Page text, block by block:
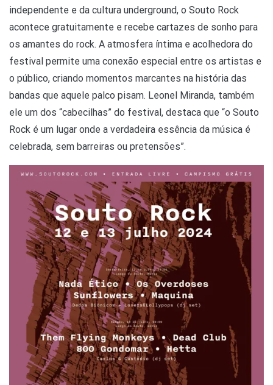
independente e da cultura underground, o Souto Rock
acontece gratuitamente e recebe cartazes de sonho para
os amantes do rock. A atmosfera íntima e acolhedora do
festival permite uma conexão especial entre os artistas e
o público, criando momentos marcantes na história das
bandas que aquele palco pisam. Leonel Miranda, também
ele um dos “cabecilhas” do festival, destaca que “o Souto
Rock é um lugar onde a verdadeira essência da música é
celebrada, sem barreiras ou pretensões”.